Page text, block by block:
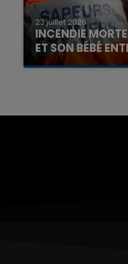
23 juillet 2026
INCENDIE
ET SON BÉBÉ
Un homme s'est